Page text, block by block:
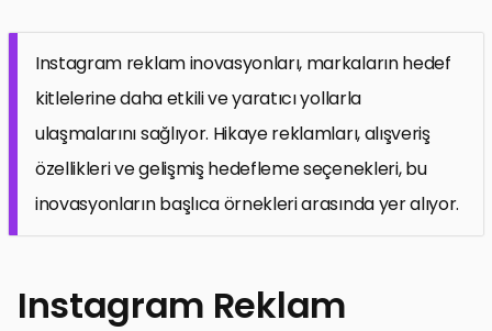
Instagram reklam inovasyonları, markaların hedef
kitlelerine daha etkili ve yaratıcı yollarla
ulaşmalarını sağlıyor. Hikaye reklamları, alışveriş
özellikleri ve gelişmiş hedefleme seçenekleri, bu
inovasyonların başlıca örnekleri arasında yer alıyor.
Instagram Reklam